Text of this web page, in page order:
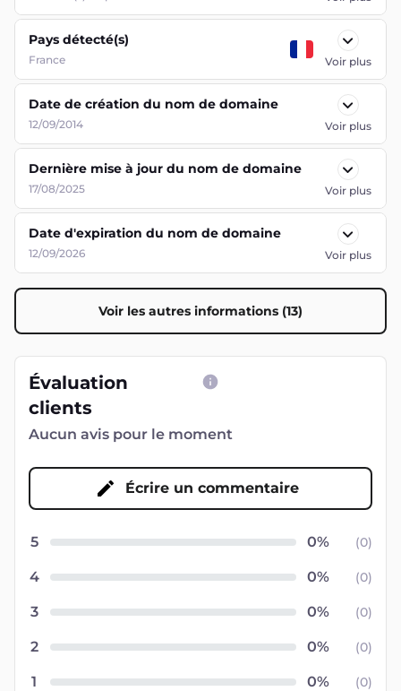
Pays détecté(s)
France Voir plus
Date de création du nom de domaine
12/09/2014 Voir plus
Dernière mise à jour du nom de domaine
17/08/2025 Voir plus
Date d'expiration du nom de domaine
12/09/2026 Voir plus
Voir les autres informations (13)
Évaluation
clients
Aucun avis pour le moment
Écrire un commentaire
5 (0)
4 (0)
3 (0)
2 (0)
1 (0)